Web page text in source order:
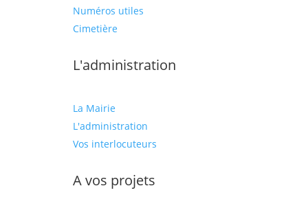
Numéros utiles
Cimetière
L'administration
La Mairie
L'administration
Vos interlocuteurs
A vos projets